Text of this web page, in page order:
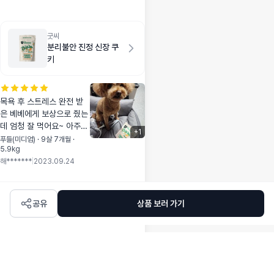
이젠 앉아서도 빗질
이 가능하게 된것!!!이
게 먼일인지~~~커다
한 기분입니다~~ 저
같은 고민있는분 이
라면 무조건 강추에
여!!!♡♡♡
굿씨
분리불안 진정 신장 쿠
키
목욕 후 스트레스 완전 받
은 베베에게 보상으로 줬는
데 엄청 잘 먹어요~ 아주
맛있게 꼭꼭 씹어 먹네요~
쿠키로 심신안정이 됐기를
😌 포장도 보통 지퍼백과는
푸들(미디엄) · 9살 7개월 ·
5.9kg
해******* 2023.09.24
+1
공유 상품 보러 가기